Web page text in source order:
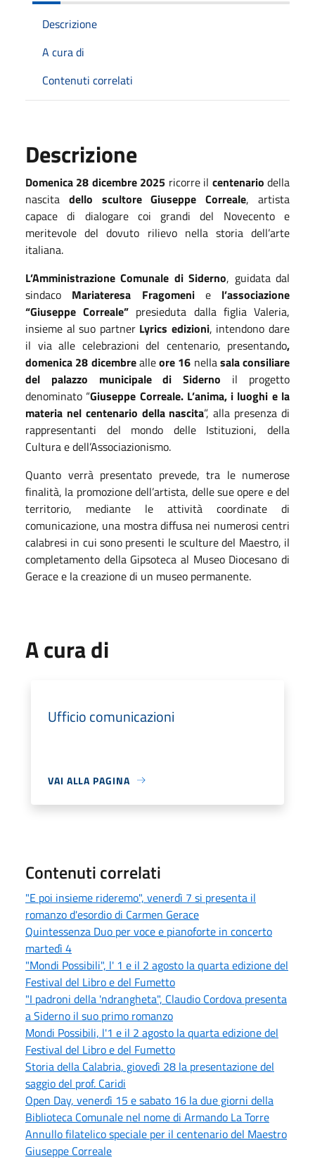
Descrizione
A cura di
Contenuti correlati
Descrizione
Domenica 28 dicembre 2025 ricorre il centenario della
nascita dello scultore Giuseppe Correale, artista
capace di dialogare coi grandi del Novecento e
meritevole del dovuto rilievo nella storia dell’arte
italiana.
L’Amministrazione Comunale di Siderno, guidata dal
sindaco Mariateresa Fragomeni el’associazione
“Giuseppe Correale” presieduta dalla figlia Valeria,
insieme al suo partner Lyrics edizioni, intendono dare
il via alle celebrazioni del centenario, presentando,
domenica 28 dicembrealleore 16 nellasala consiliare
del palazzo municipale di Siderno il progetto
denominato “Giuseppe Correale. L’anima, i luoghi e la
materia nel centenario della nascita”, alla presenza di
rappresentanti del mondo delle Istituzioni, della
Cultura e dell’Associazionismo.
Quanto verrà presentato prevede, tra le numerose
finalità, la promozione dell’artista, delle sue opere e del
territorio, mediante le attività coordinate di
comunicazione, una mostra diffusa nei numerosi centri
calabresi in cui sono presenti le sculture del Maestro, il
completamento della Gipsoteca al Museo Diocesano di
Gerace e la creazione di un museo permanente.
A cura di
Ufficio comunicazioni
VAI ALLA PAGINA
Contenuti correlati
"E poi insieme rideremo", venerdì 7 si presenta il
romanzo d'esordio di Carmen Gerace
Quintessenza Duo per voce e pianoforte in concerto
martedì 4
"Mondi Possibili", l' 1 e il 2 agosto la quarta edizione del
Festival del Libro e del Fumetto
"I padroni della 'ndrangheta", Claudio Cordova presenta
a Siderno il suo primo romanzo
Mondi Possibili, l'1 e il 2 agosto la quarta edizione del
Festival del Libro e del Fumetto
Storia della Calabria, giovedì 28 la presentazione del
saggio del prof. Caridi
Open Day, venerdì 15 e sabato 16 la due giorni della
Biblioteca Comunale nel nome di Armando La Torre
Annullo filatelico speciale per il centenario del Maestro
Giuseppe Correale